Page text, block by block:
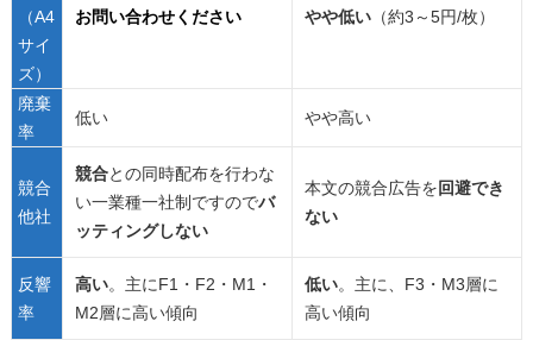
（A4
サイ
ズ）
お問い合わせください やや低い（約3～5円/枚）
廃棄
率
低い やや高い
競合
他社
競合との同時配布を行わな
い一業種一社制ですのでバ
ッティングしない
本文の競合広告を回避でき
ない
反響
率
高い。主にF1・F2・M1・
M2層に高い傾向
低い。主に、F3・M3層に
高い傾向